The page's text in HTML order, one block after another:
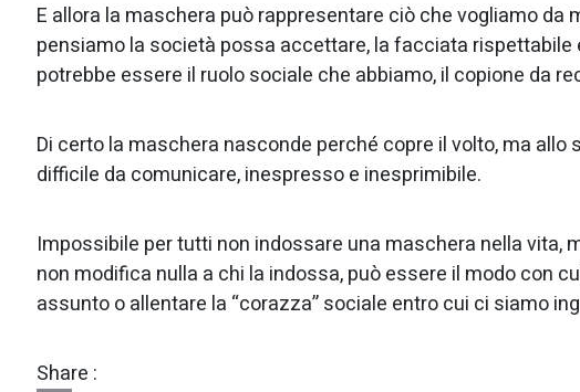
E allora la maschera può rappresentare ciò che vogliamo
pensiamo la società possa accettare, la facciata
potrebbe essere il ruolo sociale che abbiamo, il copione da
Di certo la maschera nasconde perché copre il volto, ma
difficile da comunicare, inespresso e inesprimibile.
Impossibile per tutti non indossare una maschera nella vita,
non modifica nulla a chi la indossa, può essere il modo con
assunto o allentare la “corazza” sociale entro cui ci siamo
Share :